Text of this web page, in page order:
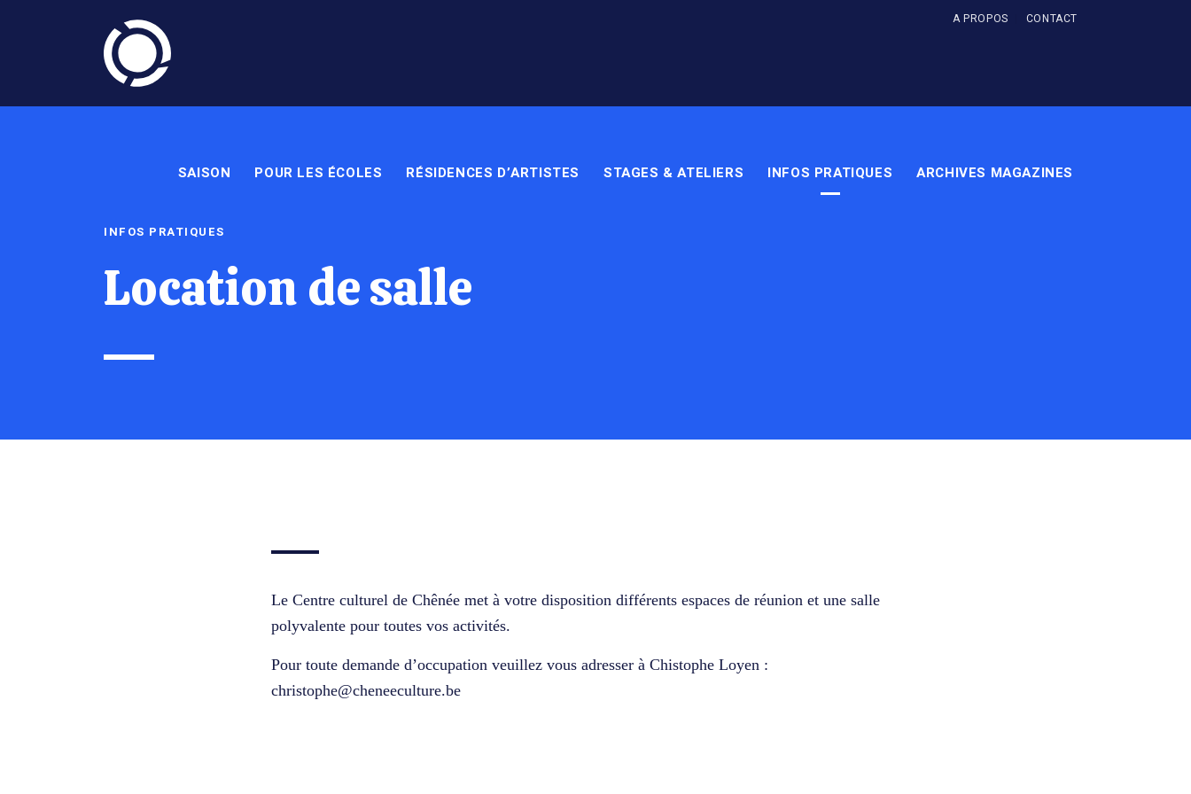
SAISON POUR LES ÉCOLES RÉSIDENCES D’ARTISTES STAGES & ATELIERS INFOS PRATIQUES ARCHIVES MAGAZINES
A PROPOS CONTACT
INFOS PRATIQUES
Location de salle
Le Centre culturel de Chênée met à votre disposition différents espaces de réunion et une salle
polyvalente pour toutes vos activités.
Pour toute demande d’occupation veuillez vous adresser à Chistophe Loyen :
christophe@cheneeculture.be